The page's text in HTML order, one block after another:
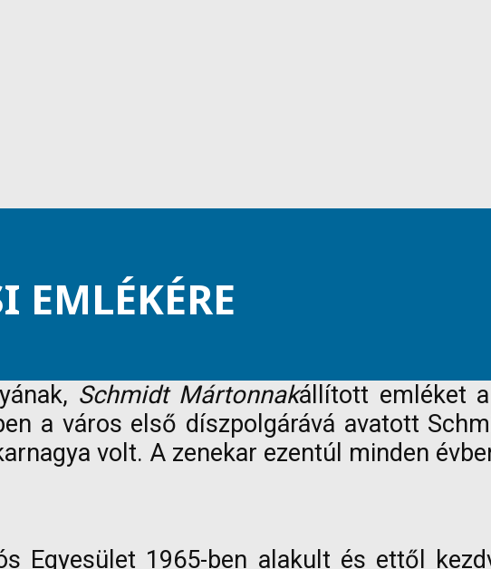
EMLÉKÉRE
Schmidt Mártonnakállított emléket
a város első díszpolgárává avatott
volt. A zenekar ezentúl minden
Egyesület 1965-ben alakult és ettől